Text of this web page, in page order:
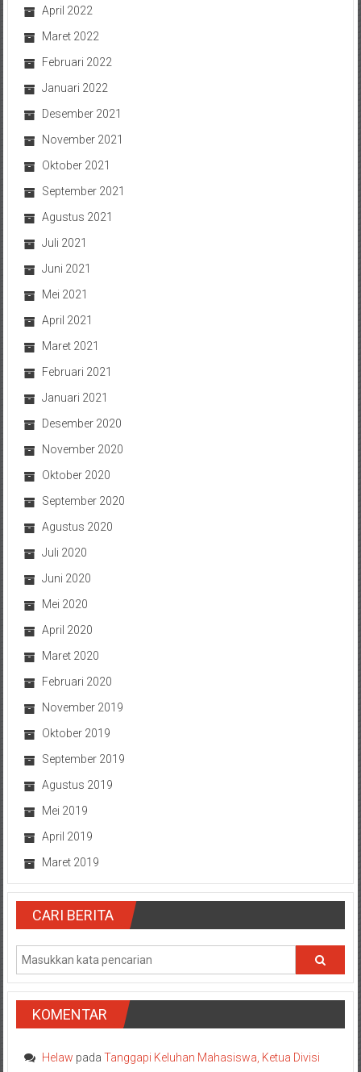
April 2022
Maret 2022
Februari 2022
Januari 2022
Desember 2021
November 2021
Oktober 2021
September 2021
Agustus 2021
Juli 2021
Juni 2021
Mei 2021
April 2021
Maret 2021
Februari 2021
Januari 2021
Desember 2020
November 2020
Oktober 2020
September 2020
Agustus 2020
Juli 2020
Juni 2020
Mei 2020
April 2020
Maret 2020
Februari 2020
November 2019
Oktober 2019
September 2019
Agustus 2019
Mei 2019
April 2019
Maret 2019
CARI BERITA
KOMENTAR
Helaw pada Tanggapi Keluhan Mahasiswa, Ketua Divisi